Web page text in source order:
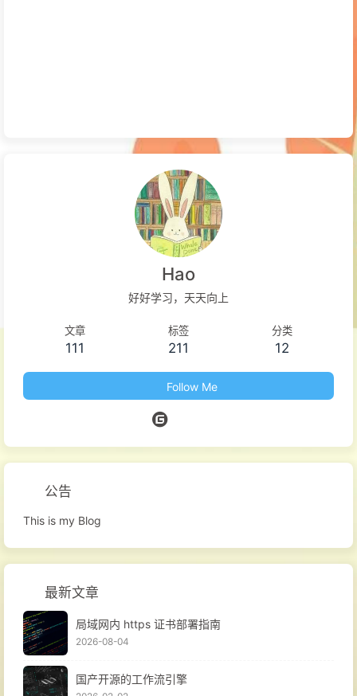
Hao
好好学习，天天向上
文章
111
标签
211
分类
12
Follow Me
公告
This is my Blog
最新文章
局域网内 https 证书部署指南
2026-08-04
国产开源的工作流引擎